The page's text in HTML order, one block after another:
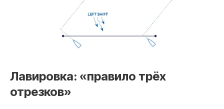
Лавировка: «правило трёх
отрезков»